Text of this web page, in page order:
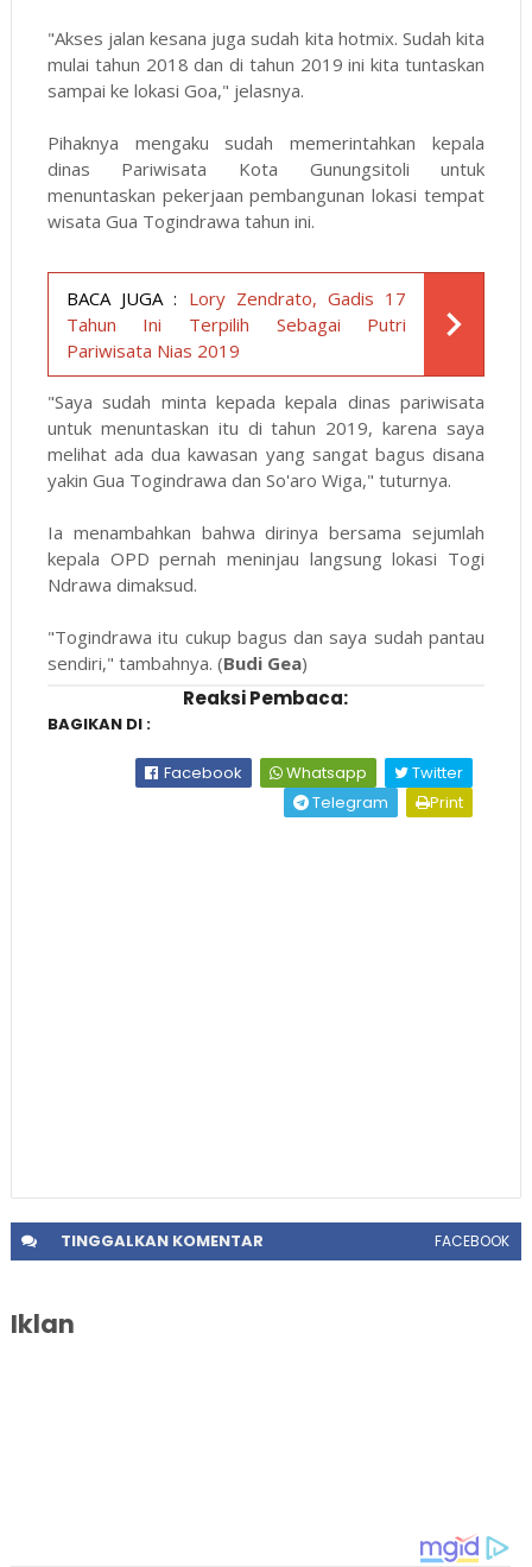
"Akses jalan kesana juga sudah kita hotmix. Sudah kita
mulai tahun 2018 dan di tahun 2019 ini kita tuntaskan
sampai ke lokasi Goa," jelasnya.
Pihaknya mengaku sudah memerintahkan kepala
dinas Pariwisata Kota Gunungsitoli untuk
menuntaskan pekerjaan pembangunan lokasi tempat
wisata Gua Togindrawa tahun ini.
BACA JUGA : Lory Zendrato, Gadis 17
Tahun Ini Terpilih Sebagai Putri
Pariwisata Nias 2019
"Saya sudah minta kepada kepala dinas pariwisata
untuk menuntaskan itu di tahun 2019, karena saya
melihat ada dua kawasan yang sangat bagus disana
yakin Gua Togindrawa dan So'aro Wiga," tuturnya.
Ia menambahkan bahwa dirinya bersama sejumlah
kepala OPD pernah meninjau langsung lokasi Togi
Ndrawa dimaksud.
"Togindrawa itu cukup bagus dan saya sudah pantau
sendiri," tambahnya. (Budi Gea)
Reaksi Pembaca:
BAGIKAN DI :
Facebook Whatsapp
Twitter
Telegram
Print
TINGGALKANKOMENTAR FACEBOOK
Iklan